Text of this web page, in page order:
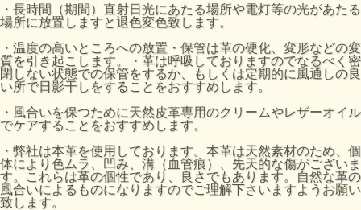
・長時間（期間）直射日光にあたる場所や電灯等の光があたる
場所に放置しますと退色変色致します。
・温度の高いところへの放置・保管は革の硬化、変形などの変
質を引き起こします。・革は呼吸しておりますのでなるべく密
閉しない状態での保管をするか、もしくは定期的に風通しの良
い所で日影干しをすることをおすすめします。
・風合いを保つために天然皮革専用のクリームやレザーオイル
でケアすることをおすすめします。
・弊社は本革を使用しております。本革は天然素材のため、個
体により色ムラ、凹み、溝（血管痕）、先天的な傷がございま
す。これらは革の個性であり、良さでもあります。自然な革の
風合いによるものになりますのでご理解下さいますようお願い
致します。